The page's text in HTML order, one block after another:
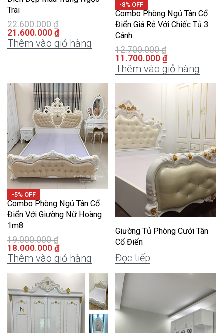
Trai
22.600.000₫
21.600.000 ₫
Thêm vào giỏ hàng
-8% OFF
Combo Phòng Ngủ Tân Cổ
Điển Giá Rẻ Với Chiếc Tủ 3
Cánh
12.700.000₫
11.700.000 ₫
Thêm vào giỏ hàng
-5% OFF
Combo Phòng Ngủ Tân Cổ
Điển Với Giường Nữ Hoàng
1m8
19.000.000₫
18.000.000 ₫
Thêm vào giỏ hàng
Giường Tủ Phòng Cưới Tân
Cổ Điển
Đọc tiếp